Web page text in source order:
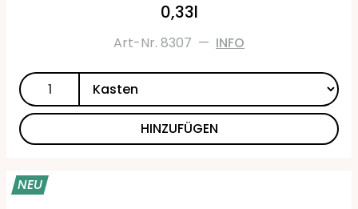
0,33l
Art-Nr. 8307 — INFO
HINZUFÜGEN
NEU